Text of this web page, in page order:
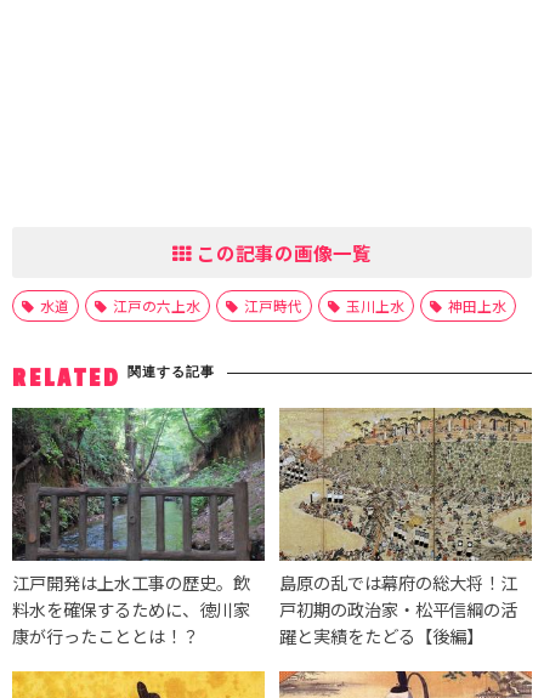
この記事の画像一覧
水道 江戸の六上水 江戸時代 玉川上水 神田上水
RELATED 関連する記事
江戸開発は上水工事の歴史。飲
料水を確保するために、徳川家
康が行ったこととは！？
島原の乱では幕府の総大将！江
戸初期の政治家・松平信綱の活
躍と実績をたどる【後編】